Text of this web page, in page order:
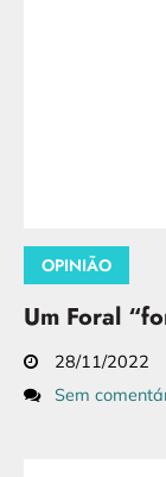
OPINIÃO
Um Foral
28/11/2022
Sem